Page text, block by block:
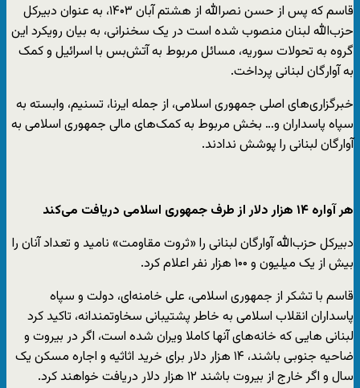
قاسم که پس از حسن نصرالله از هشتم آبان ۱۴۰۳، به عنوان دبیرکل
حزب‌الله لبنان منصوب شده است در یک سخنرانی، به بیان رویکرد این
گروه به تحولات سوریه، مسائل مربوط به آتش‌بس با اسرائیل و کمک
به آوارگان لبنانی پرداخت.
خبرگزاری‌های اصلی جمهوری اسلامی، از جمله ایرنا، تسنیم، وابسته به
سپاه پاسداران و… بخش مربوط به کمک‌های مالی جمهوری اسلامی به
آوارگان لبنانی را پوشش ندادند.
هر آواره ۱۴ هزار دلار از طرف جمهوری اسلامی دریافت می‌کند
دبیرکل حزب‌الله آوارگان لبنانی را «ثروت مقاومت» نامید و تعداد آنان را
بیش از یک میلیون و ۱۰۰ هزار نفر اعلام کرد.
قاسم با تشکر از جمهوری اسلامی، علی خامنه‌ای، دولت و سپاه
پاسداران انقلاب اسلامی به خاطر پشتیبانی سخاوتمندانه، تاکید کرد
لبنانی هایی که خانه‌های آنها کاملا ویران شده است، اگر در بیروت و
ضاحیه جنوبی باشند، ۱۴ هزار دلار برای خرید اثاثیه و اجاره مسکن یک
سال و اگر خارج از بیروت باشند ۱۲ هزار دلار دریافت خواهند کرد.